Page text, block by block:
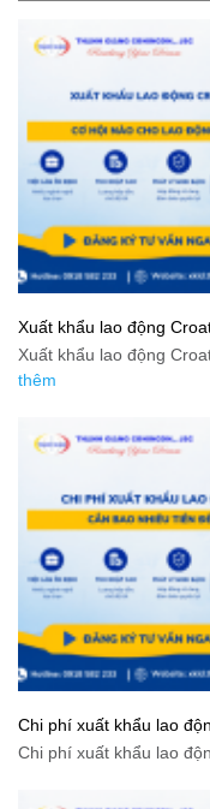
Xuất khẩu lao động
Xuất khẩu lao động
thêm
Chi phí xuất khẩu lao
Chi phí xuất khẩu lao